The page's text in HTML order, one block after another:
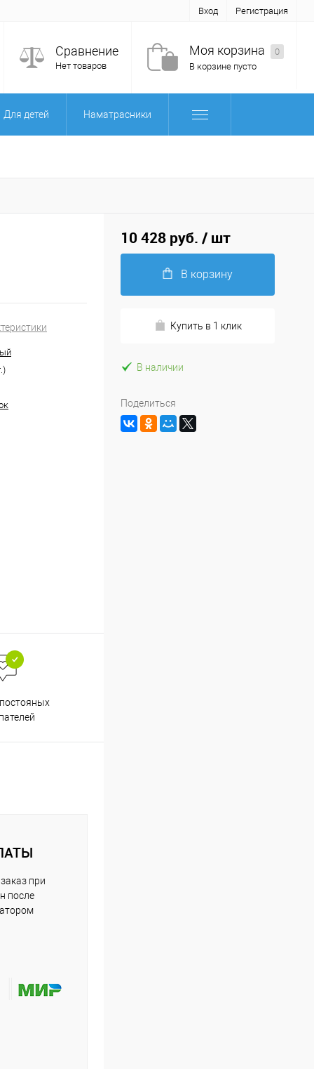
Вход Регистрация
Сравнение
Нет товаров
Моя корзина
0
В корзине пусто
Для детей Наматрасники
при
после
10 428 руб. / шт
В корзину
Купить в 1 клик
В наличии
Поделиться